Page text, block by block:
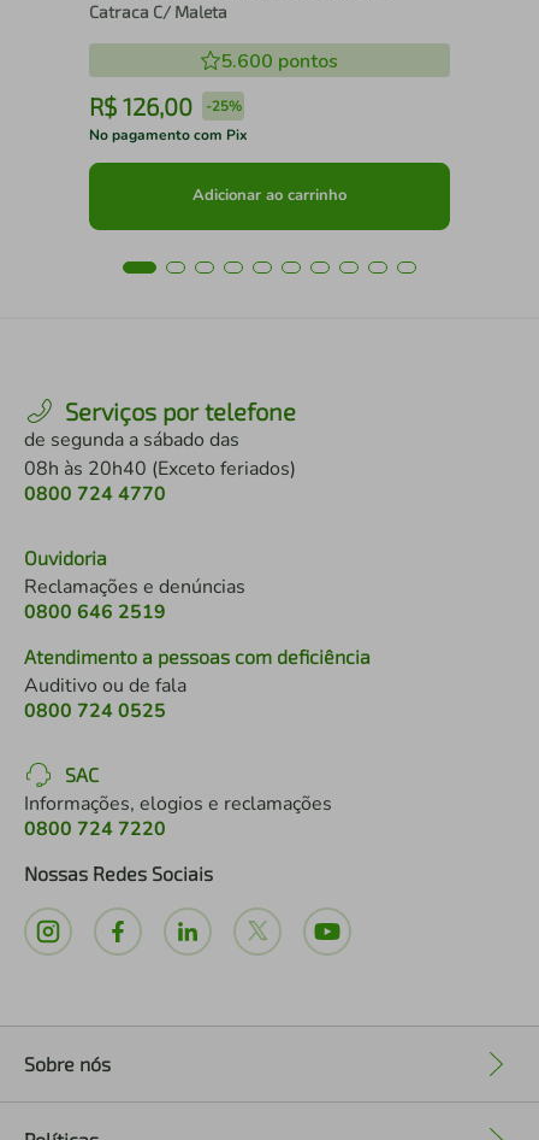
Catraca C/ Maleta
5.600 pontos
R$ 126,00 -25%
No pagamento com Pix
Adicionar ao carrinho
Serviços por telefone
de segunda a sábado das
08h às 20h40 (Exceto feriados)
0800 724 4770
Ouvidoria
Reclamações e denúncias
0800 646 2519
Atendimento a pessoas com deficiência
Auditivo ou de fala
0800 724 0525
SAC
Informações, elogios e reclamações
0800 724 7220
Nossas Redes Sociais
Sobre nós